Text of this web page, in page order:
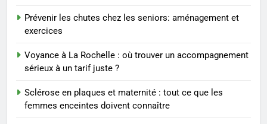
reviennent chaque année
2
entreprise solide
ENTREPRISE
Prévenir les chutes chez les seniors: aménagement et
exercices
Voyance à La Rochelle : où trouver un accompagnement
sérieux à un tarif juste ?
Sclérose en plaques et maternité : tout ce que les
femmes enceintes doivent connaître